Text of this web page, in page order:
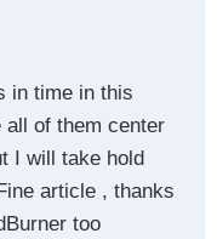
in time in this
of them center
I will take hold
article , thanks
too